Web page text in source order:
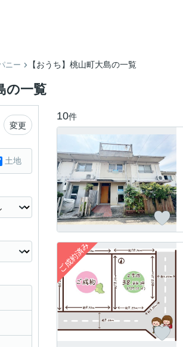
ニー 【おうち】桃山町大島の一覧
の一覧
10件
変更
土地